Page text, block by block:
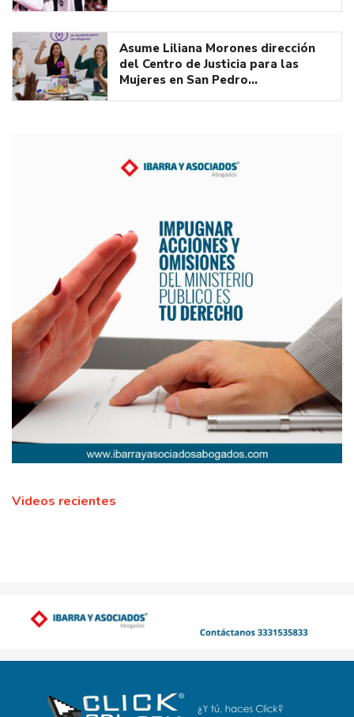
Asume Liliana Morones dirección
del Centro de Justicia para las
Mujeres en San Pedro…
Videos recientes